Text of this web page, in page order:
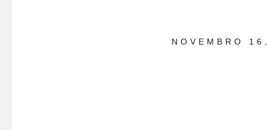
NOVEMBRO